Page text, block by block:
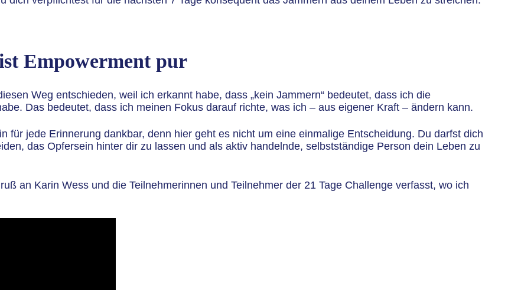
Empowerment pur
Weg entschieden, weil ich erkannt habe, dass „kein Jammern“ bedeutet, dass ich die
Das bedeutet, dass ich meinen Fokus darauf richte, was ich – aus eigener Kraft – ändern kann.
für jede Erinnerung dankbar, denn hier geht es nicht um eine einmalige Entscheidung. Du darfst dich
das Opfersein hinter dir zu lassen und als aktiv handelnde, selbstständige Person dein Leben zu
an Karin Wess und die Teilnehmerinnen und Teilnehmer der 21 Tage Challenge verfasst, wo ich